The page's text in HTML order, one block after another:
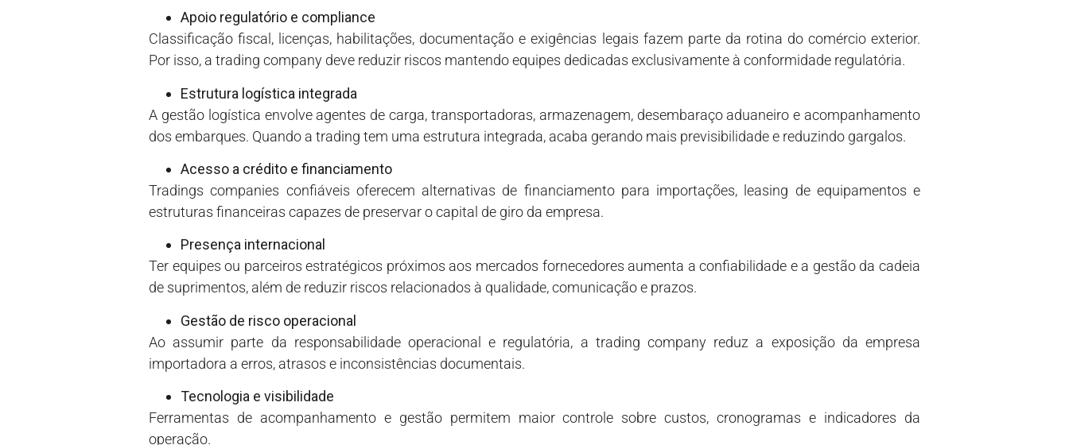
Apoio regulatório e compliance
Classificação fiscal, licenças, habilitações, documentação e exigências legais fazem parte da rotina do comércio exterior.
Por isso, a trading company deve reduzir riscos mantendo equipes dedicadas exclusivamente à conformidade regulatória.
Estrutura logística integrada
A gestão logística envolve agentes de carga, transportadoras, armazenagem, desembaraço aduaneiro e acompanhamento
dos embarques. Quando a trading tem uma estrutura integrada, acaba gerando mais previsibilidade e reduzindo gargalos.
Acesso a crédito e financiamento
Tradings companies confiáveis oferecem alternativas de financiamento para importações, leasing de equipamentos e
estruturas financeiras capazes de preservar o capital de giro da empresa.
Presença internacional
Ter equipes ou parceiros estratégicos próximos aos mercados fornecedores aumenta a confiabilidade e a gestão da cadeia
de suprimentos, além de reduzir riscos relacionados à qualidade, comunicação e prazos.
Gestão de risco operacional
Ao assumir parte da responsabilidade operacional e regulatória, a trading company reduz a exposição da empresa
importadora a erros, atrasos e inconsistências documentais.
Tecnologia e visibilidade
Ferramentas de acompanhamento e gestão permitem maior controle sobre custos, cronogramas e indicadores da
operação.